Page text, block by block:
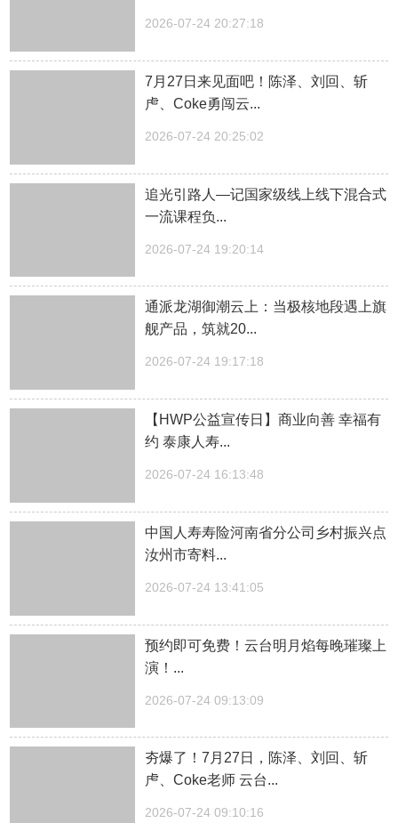
2026-07-24 20:27:18
7月27日来见面吧！陈泽、刘回、斩
虍、Coke勇闯云...
2026-07-24 20:25:02
追光引路人—记国家级线上线下混合式
一流课程负...
2026-07-24 19:20:14
通派龙湖御潮云上：当极核地段遇上旗
舰产品，筑就20...
2026-07-24 19:17:18
【HWP公益宣传日】商业向善 幸福有
约 泰康人寿...
2026-07-24 16:13:48
中国人寿寿险河南省分公司乡村振兴点
汝州市寄料...
2026-07-24 13:41:05
预约即可免费！云台明月焰每晚璀璨上
演！...
2026-07-24 09:13:09
夯爆了！7月27日，陈泽、刘回、斩
虍、Coke老师 云台...
2026-07-24 09:10:16